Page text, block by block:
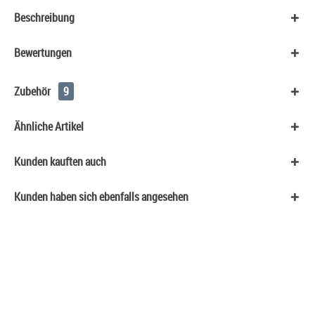
Beschreibung
Bewertungen
Zubehör 9
Ähnliche Artikel
Kunden kauften auch
Kunden haben sich ebenfalls angesehen